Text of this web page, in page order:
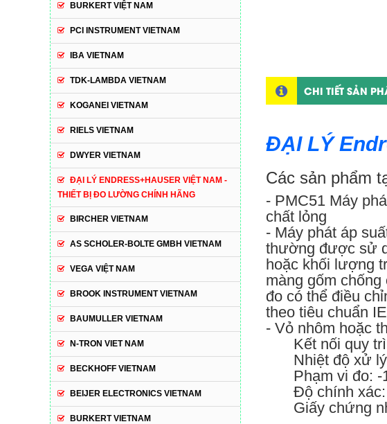
CHI TIẾT SẢN
ĐẠI LÝ
Các sản phẩm
- PMC51 Máy
chất lỏng
- Máy phát áp
thường được sử
hoặc khối lượng
màng gốm
đo có thể điều
theo tiêu chuẩn
- Vỏ nhôm hoặc
Kết nối quy
Nhiệt độ xử
Phạm vi đo:
Độ chính
Giấy chứng
BURKERT VIỆT NAM
PCI INSTRUMENT VIETNAM
IBA VIETNAM
TDK-LAMBDA VIETNAM
KOGANEI VIETNAM
RIELS VIETNAM
DWYER VIETNAM
ĐẠI LÝ ENDRESS+HAUSER VIỆT NAM -
THIẾT BỊ ĐO LƯỜNG CHÍNH HÃNG
BIRCHER VIETNAM
AS SCHOLER-BOLTE GMBH VIETNAM
VEGA VIỆT NAM
BROOK INSTRUMENT VIETNAM
BAUMULLER VIETNAM
N-TRON VIET NAM
BECKHOFF VIETNAM
BEIJER ELECTRONICS VIETNAM
BURKERT VIETNAM